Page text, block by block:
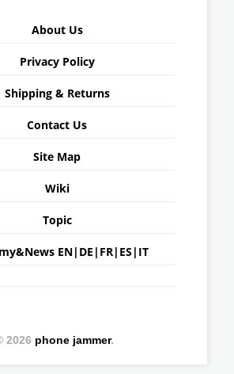
About Us
Privacy Policy
Shipping & Returns
Contact Us
Site Map
Wiki
Topic
EN| DE | FR| ES | IT
2026 phone jammer.